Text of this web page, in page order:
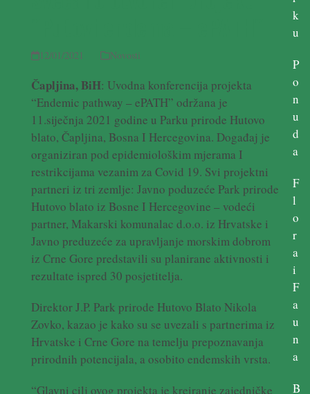
12/01/2021 Novosti
Čapljina, BiH: Uvodna konferencija projekta
“Endemic pathway – ePATH” održana je
11.siječnja 2021 godine u Parku prirode Hutovo
blato, Čapljina, Bosna I Hercegovina. Događaj je
organiziran pod epidemiološkim mjerama I
restrikcijama vezanim za Covid 19. Svi projektni
partneri iz tri zemlje: Javno poduzeće Park prirode
Hutovo blato iz Bosne I Hercegovine – vodeći
partner, Makarski komunalac d.o.o. iz Hrvatske i
Javno preduzeće za upravljanje morskim dobrom
iz Crne Gore predstavili su planirane aktivnosti i
rezultate ispred 30 posjetitelja.
Direktor J.P. Park prirode Hutovo Blato Nikola
Zovko, kazao je kako su se uvezali s partnerima iz
Hrvatske i Crne Gore na temelju prepoznavanja
prirodnih potencijala, a osobito endemskih vrsta.
“Glavni cilj ovog projekta je kreiranje zajedničke
k
u
P
o
n
u
d
a
F
l
o
r
a
i
F
a
u
n
a
B